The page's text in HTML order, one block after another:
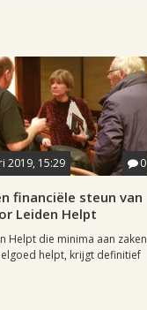
2019, 15:29 0
financiële steun van
Leiden Helpt
Helpt die minima aan zaken
helpt, krijgt definitief